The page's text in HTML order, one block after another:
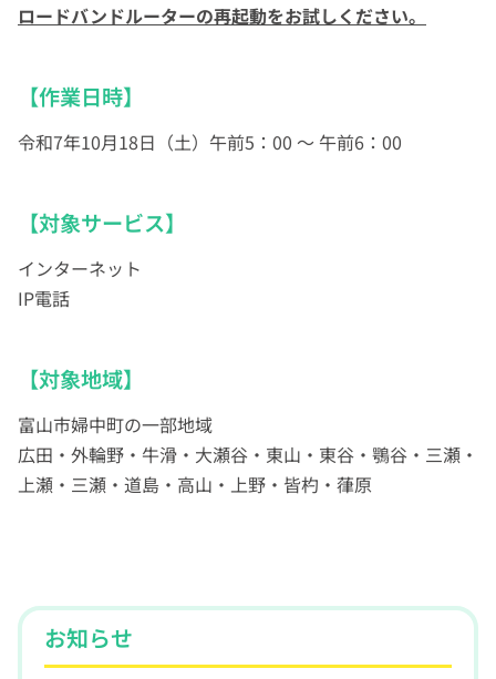
ロードバンドルーターの再起動をお試しください。
【作業日時】
令和7年10月18日（土）午前5：00 ～ 午前6：00
【対象サービス】
インターネット
IP電話
【対象地域】
富山市婦中町の一部地域
広田・外輪野・牛滑・大瀬谷・東山・東谷・鶚谷・三瀬・
上瀬・三瀬・道島・高山・上野・皆杓・葎原
お知らせ